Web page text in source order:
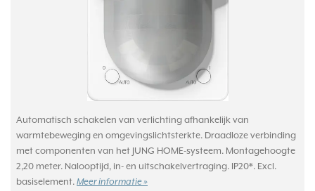
Automatisch schakelen van verlichting afhankelijk van
warmtebeweging en omgevingslichtsterkte. Draadloze verbinding
met componenten van het JUNG HOME-systeem. Montagehoogte
2,20 meter. Nalooptijd, in- en uitschakelvertraging. IP20*. Excl.
basiselement. Meer informatie »